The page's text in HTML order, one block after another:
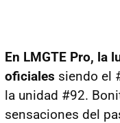
En LMGTE Pro, la
oficiales siendo el
la unidad #92.
sensaciones del